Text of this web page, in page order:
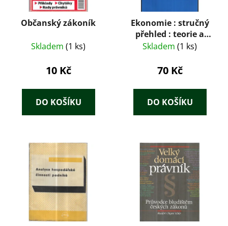
Občanský zákoník
Skladem (1 ks)
10 Kč
DO KOŠÍKU
Ekonomie : stručný
přehled : teorie a
praxe aktuálně a v
Skladem (1 ks)
70 Kč
DO KOŠÍKU